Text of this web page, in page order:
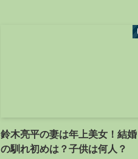
鈴木亮平の妻は年上美女！結
の馴れ初めは？子供は何人？